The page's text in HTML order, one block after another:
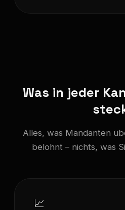
Was in jeder
Alles, was Mandanten
belohnt – nichts, was
📈